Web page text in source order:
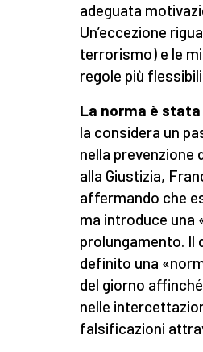
adeguata
Un’eccezione
terrorismo) e le
regole più
La norma è
la considera un
nella prevenzione
alla Giustizia,
affermando che
ma introduce una
prolungamento. Il
definito una
del giorno
nelle
falsificazioni